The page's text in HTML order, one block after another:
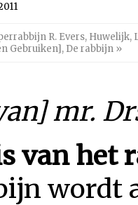
R. Evers, Huwelijk,
Gebruiken], De rabbijn »
mr.
van het
wordt